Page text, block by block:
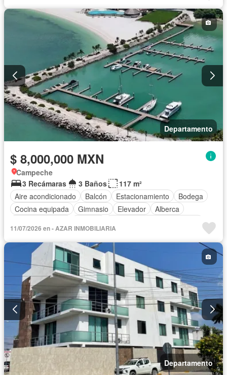
Departamento
$ 8,000,000 MXN
Campeche
3 Recámaras
3 Baños
117 m²
Aire acondicionado
Balcón Estacionamiento
Bodega
Cocina equipada
Gimnasio Elevador
Alberca
11/07/2026 en - AZAR INMOBILIARIA
Departamento